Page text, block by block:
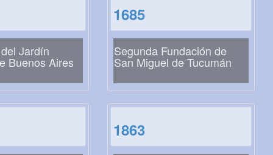
Jardín
Buenos Aires
1685
Segunda Fundación de
San Miguel de Tucumán
1863